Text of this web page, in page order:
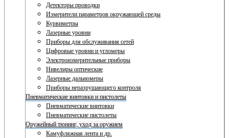
Детекторы проводки
Измерители параметров окружающей среды
Курвиметры
Лазерные уровни
Приборы для обслуживания сетей
Цифровые уровни и угломеры
Электроизмерительные приборы
Нивелиры оптические
Лазерные дальномеры
Приборы неразрушающего контроля
Пневматические винтовки и пистолеты
Пневматические винтовки
Пневматические пистолеты
Оружейный тюнинг, уход за оружием
Камуфляжная лента и др.